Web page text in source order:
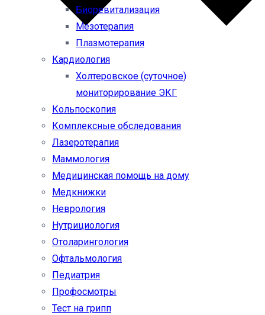
Биоревитализация
Мезотерапия
Плазмотерапия
Кардиология
Холтеровское (суточное)
мониторирование ЭКГ
Кольпоскопия
Комплексные обследования
Лазеротерапия
Маммология
Медицинская помощь на дому
Медкнижки
Неврология
Нутрициология
Отоларингология
Офтальмология
Педиатрия
Профосмотры
Тест на грипп